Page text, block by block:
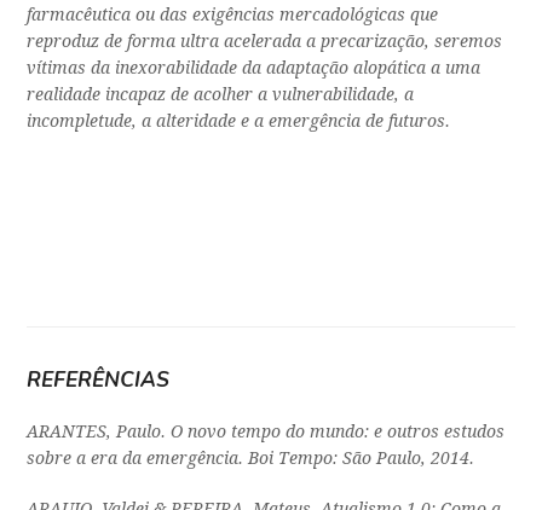
farmacêutica ou das exigências mercadológicas que
reproduz de forma ultra acelerada a precarização, seremos
vítimas da inexorabilidade da adaptação alopática a uma
realidade incapaz de acolher a vulnerabilidade, a
incompletude, a alteridade e a emergência de futuros.
REFERÊNCIAS
ARANTES, Paulo.O novo tempo do mundo: e outros estudos
sobre a era da emergência. Boi Tempo: São Paulo, 2014.